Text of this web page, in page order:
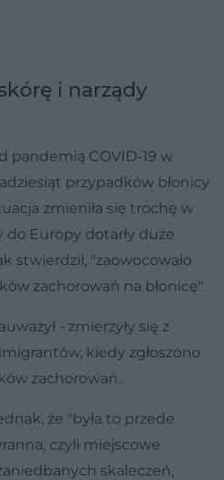
i narządy
pandemią COVID-19 w
przypadków błonicy
zmieniła się trochę w
do Europy dotarły duże
stwierdził, "zaowocowało
zachorowań na błonicę".
- zmierzyły się z
kiedy zgłoszono
zachorowań.
że "była to przede
czyli miejscowe
skaleczeń,